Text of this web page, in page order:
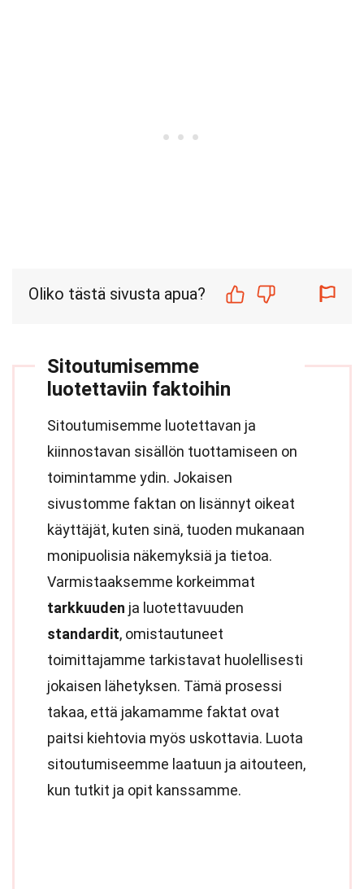
Oliko tästä sivusta apua?
Sitoutumisemme
luotettaviin faktoihin
Sitoutumisemme luotettavan ja
kiinnostavan sisällön tuottamiseen on
toimintamme ydin. Jokaisen
sivustomme faktan on lisännyt oikeat
käyttäjät, kuten sinä, tuoden mukanaan
monipuolisia näkemyksiä ja tietoa.
Varmistaaksemme korkeimmat
tarkkuuden ja luotettavuuden
standardit, omistautuneet
toimittajamme tarkistavat huolellisesti
jokaisen lähetyksen. Tämä prosessi
takaa, että jakamamme faktat ovat
paitsi kiehtovia myös uskottavia. Luota
sitoutumiseemme laatuun ja aitouteen,
kun tutkit ja opit kanssamme.